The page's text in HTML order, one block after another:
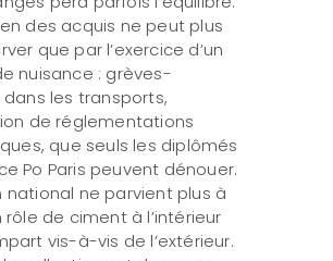
des acquis ne peut plus
que par l’exercice d’un
nuisance : grèves-
dans les transports,
de réglementations
que seuls les diplômés
Po Paris peuvent dénouer.
national ne parvient plus à
rôle de ciment à l’intérieur
vis-à-vis de l’extérieur.